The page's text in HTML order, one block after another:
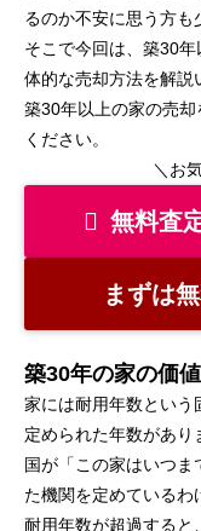
るのか不安に思う方も
そこで今回は、築30
体的な売却方法を解説
築30年以上の家の売
ください。
＼お
無料査
まずは
築30年の家の価
家には耐用年数という
定められた年数があり
国が「この家はいつま
た機関を定めているわ
耐用年数が超過すると